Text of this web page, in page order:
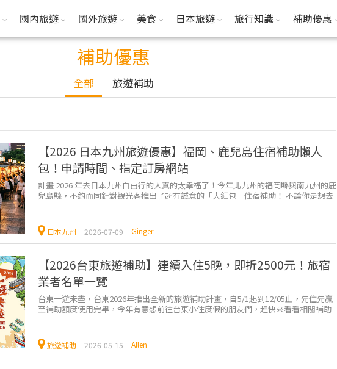
國內旅遊 國外旅遊 美食 日本旅遊 旅行知識 補助優惠
補助優惠
全部 旅遊補助
【2026 日本九州旅遊優惠】福岡、鹿兒島住宿補助懶人
包！申請時間、指定訂房網站
計畫 2026 年去日本九州自由行的人真的太幸福了！今年北九州的福岡縣與南九州的鹿
兒島縣，不約而同針對觀光客推出了超有誠意的「大紅包」住宿補助！ 不論你是想去
日本九州 2026-07-09 Ginger
【2026台東旅遊補助】連續入住5晚，即折2500元！旅宿
業者名單一覽
台東一遊未盡，台東2026年推出全新的旅遊補助計畫，自5/1起到12/05止，先住先贏
至補助額度使用完畢，今年有意想前往台東小住度假的朋友們，趕快來看看相關補助
旅遊補助 2026-05-15 Allen